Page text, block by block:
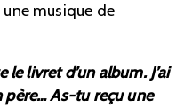
musique de
le livret d’un album. J’ai
père… As-tu reçu une